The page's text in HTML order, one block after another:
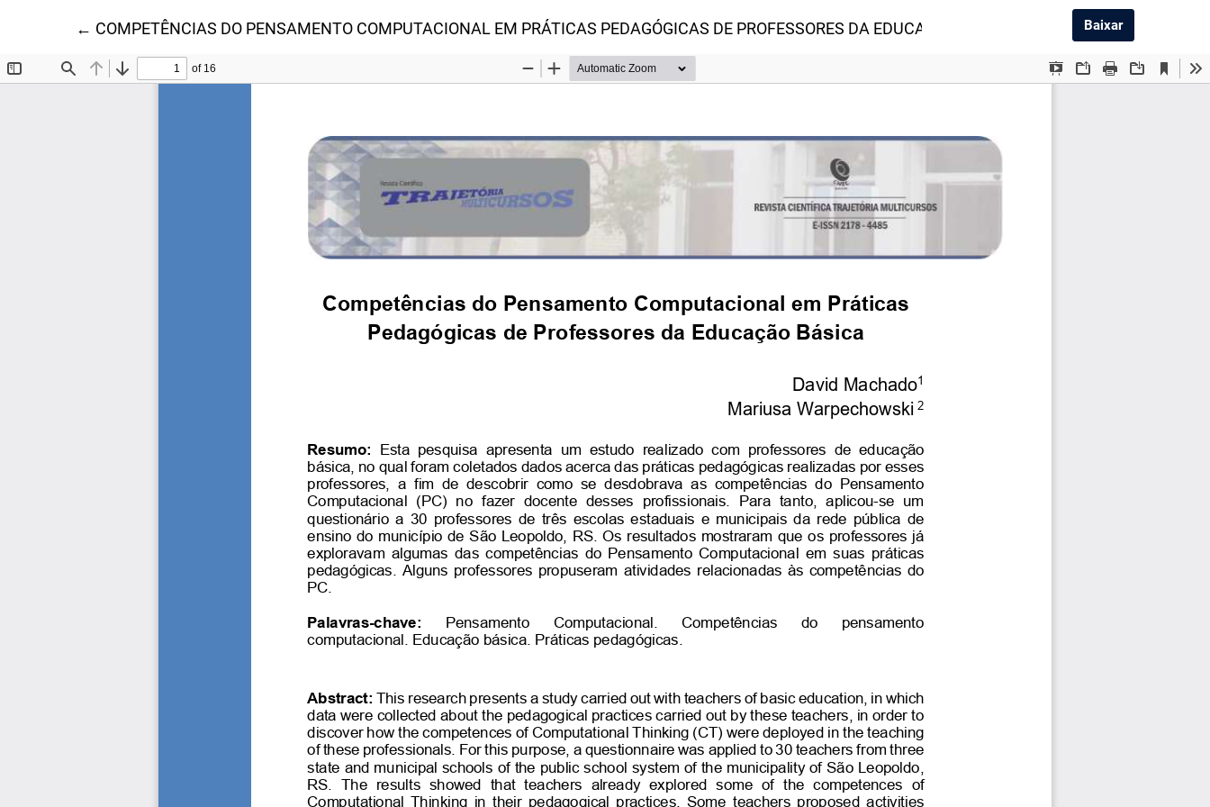
← Voltar aos Detalhes do Artigo
COMPETÊNCIAS DO PENSAMENTO COMPUTACIONAL EM PRÁTICAS PEDAGÓGICAS DE PROFESSORES DA EDUCAÇÃO BÁSICA BaixarBaixar PDF